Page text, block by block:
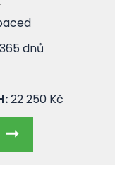
365 dnů
22 250 Kč